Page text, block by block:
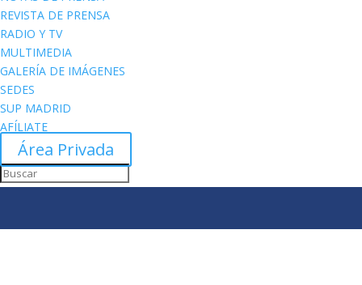
REVISTA DE PRENSA
RADIO Y TV
MULTIMEDIA
GALERÍA DE IMÁGENES
SEDES
SUP MADRID
AFÍLIATE
Área Privada